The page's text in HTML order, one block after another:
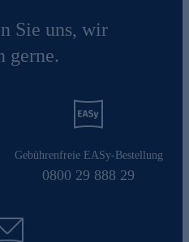
Sie uns, wir
gerne.
Gebührenfreie EASy-Bestellung
0800 29 888 29